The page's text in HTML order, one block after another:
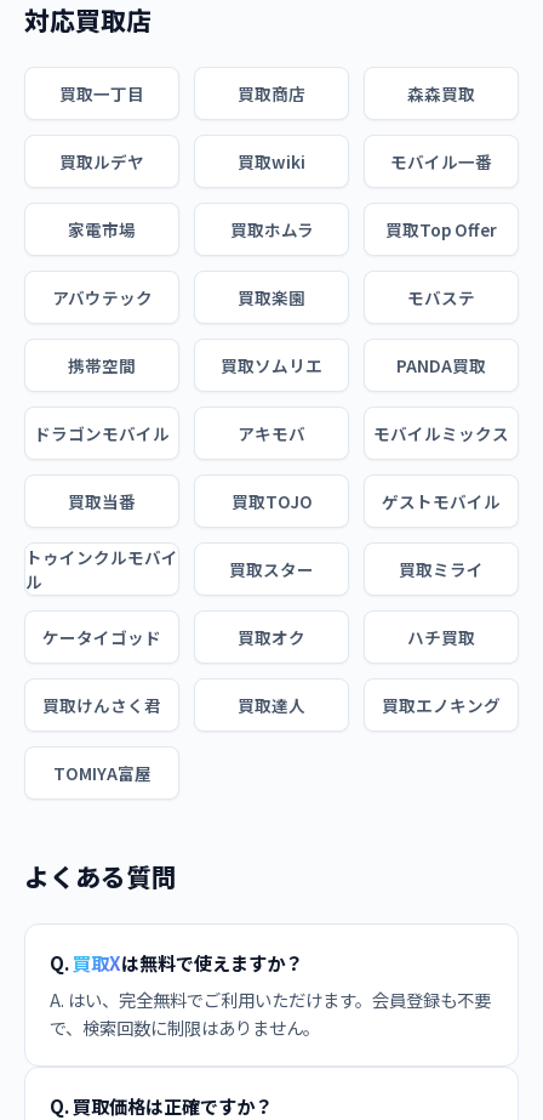
対応買取店
買取一丁目 買取商店 森森買取
買取ルデヤ 買取wiki モバイル一番
家電市場 買取ホムラ 買取Top Offer
アバウテック 買取楽園 モバステ
携帯空間 買取ソムリエ PANDA買取
ドラゴンモバイル アキモバ モバイルミックス
買取当番 買取TOJO ゲストモバイル
トゥインクルモバイ
ル
買取スター 買取ミライ
ケータイゴッド 買取オク ハチ買取
買取けんさく君 買取達人 買取エノキング
TOMIYA富屋
よくある質問
Q.買取Xは無料で使えますか？
A. はい、完全無料でご利用いただけます。会員登録も不要
で、検索回数に制限はありません。
Q. 買取価格は正確ですか？